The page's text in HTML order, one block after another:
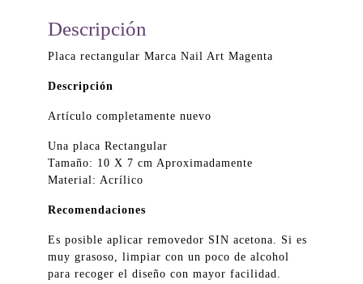
Descripción
Placa rectangular Marca Nail Art Magenta
Descripción
Artículo completamente nuevo
Una placa Rectangular
Tamaño: 10 X 7 cm Aproximadamente
Material: Acrílico
Recomendaciones
Es posible aplicar removedor SIN acetona. Si es
muy grasoso, limpiar con un poco de alcohol
para recoger el diseño con mayor facilidad.